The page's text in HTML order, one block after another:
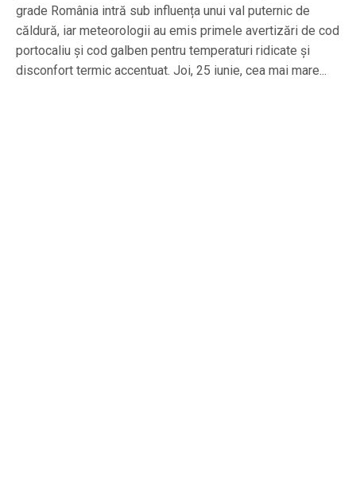
grade România intră sub influența unui val puternic de
căldură, iar meteorologii au emis primele avertizări de cod
portocaliu și cod galben pentru temperaturi ridicate și
disconfort termic accentuat. Joi, 25 iunie, cea mai mare...